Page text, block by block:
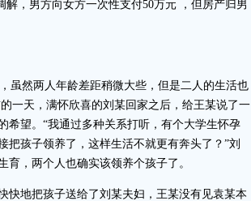
，男方向女方一次性支付50万元 ，但房产归男
然两人年龄差距稍微大些，但是二人的生活也
一天，满怀欣喜的刘某回家之后，给王某说了一
希望。“我通过多种关系打听，有个大学生怀孕
把孩子领养了，这样生活不就更有奔头了？”刘
，两个人也确实该领养个孩子了。
地把孩子送给了刘某夫妇，王某没有见袁某本